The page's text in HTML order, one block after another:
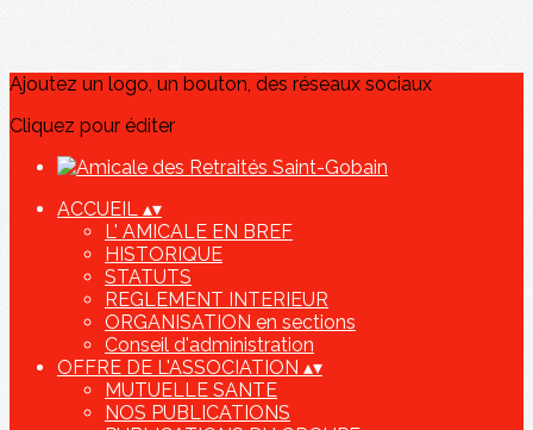
Ajoutez un logo, un bouton, des réseaux sociaux
Cliquez pour éditer
ACCUEIL ▴▾
L' AMICALE EN BREF
HISTORIQUE
STATUTS
REGLEMENT INTERIEUR
ORGANISATION en sections
Conseil d'administration
OFFRE DE L'ASSOCIATION ▴▾
MUTUELLE SANTE
NOS PUBLICATIONS